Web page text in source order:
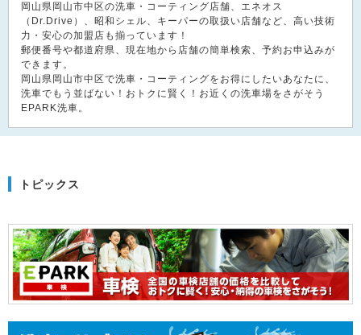
岡山県岡山市中区の洗車・コーティング店舗、エネオス
（Dr.Drive）、昭和シェル、キーパーの取扱い店舗など、高い技術
力・安心の加盟店も揃っています！
郵便番号や都道府県、現在地から店舗の簡単検索、予約お申込みが
できます。
岡山県岡山市中区で洗車・コーティングをお得にしたいあなたに、
洗車でもう並ばない！おトクに賢く！お近くの洗車場をさがそう
EPARK洗車。
トピックス